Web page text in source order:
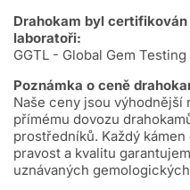
Drahokam byl
laboratoři:
GGTL - Global Gem
Poznámka o ceně
Naše ceny jsou
přímému dovozu
prostředníků. Každý
pravost a kvalitu
uznávaných